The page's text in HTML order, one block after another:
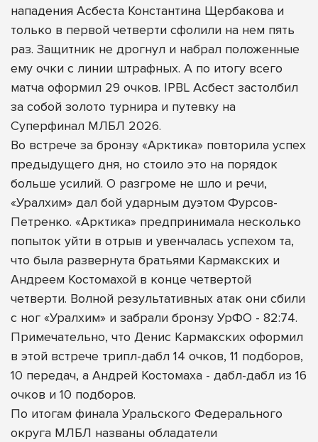
нападения Асбеста Константина Щербакова и
только в первой четверти сфолили на нем пять
раз. Защитник не дрогнул и набрал положенные
ему очки с линии штрафных. А по итогу всего
матча оформил 29 очков. IPBL Асбест застолбил
за собой золото турнира и путевку на
Суперфинал МЛБЛ 2026.
Во встрече за бронзу «Арктика» повторила успех
предыдущего дня, но стоило это на порядок
больше усилий. О разгроме не шло и речи,
«Уралхим» дал бой ударным дуэтом Фурсов-
Петренко. «Арктика» предпринимала несколько
попыток уйти в отрыв и увенчалась успехом та,
что была развернута братьями Кармакских и
Андреем Костомахой в конце четвертой
четверти. Волной результативных атак они сбили
с ног «Уралхим» и забрали бронзу УрФО - 82:74.
Примечательно, что Денис Кармакских оформил
в этой встрече трипл-дабл 14 очков, 11 подборов,
10 передач, а Андрей Костомаха - дабл-дабл из 16
очков и 10 подборов.
По итогам финала Уральского Федерального
округа МЛБЛ названы обладатели